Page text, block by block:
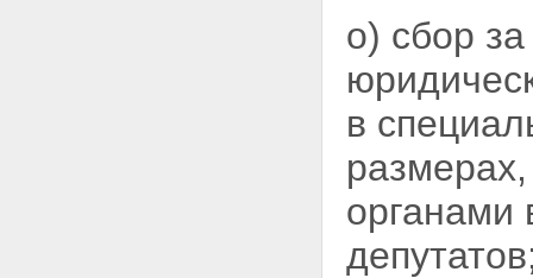
о) сбор
в
органами